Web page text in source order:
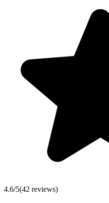
4.6/5(42 reviews)